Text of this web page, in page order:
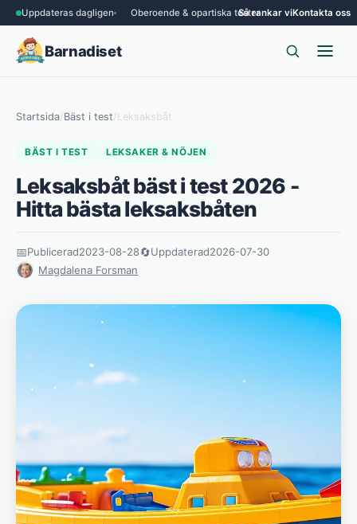
Uppdateras dagligen Oberoende & opartiska testerSå rankar viKontakta oss
Barnadiset
Startsida/Bäst i test/ Leksaksbåt
BÄST I TEST LEKSAKER & NÖJEN
Leksaksbåt bäst i test 2026 -
Hitta bästa leksaksbåten
📅Publicerad2023-08-28🔄Uppdaterad2026-07-30
Magdalena Forsman